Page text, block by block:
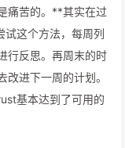
痛苦的。**其实在过
试这个方法，每周列
行反思。再周末的时
进下一周的计划。
基本达到了可用的